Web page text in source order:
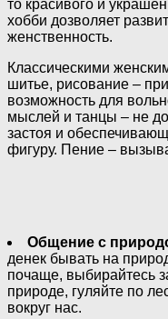
то красивого и
хобби дозволяет
женственность.
Классическими
шитье, рисование –
возможность для
мыслей и танцы – не
застоя и
фигуру. Пение –
Общение с
денек бывать на
почаще, выбирайтесь
природе, гуляйте по
вокруг нас.